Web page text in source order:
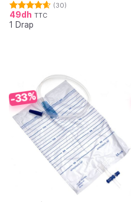
Note4.62
sur 5
(30)
49dh TTC
1 Drap
-33%